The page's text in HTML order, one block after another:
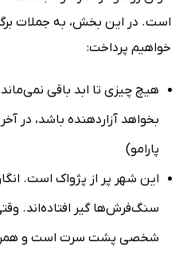
است. در این بخش، به جملات
خواهیم پرداخت:
هیچ چیزی تا ابد باقی
بخواهد آزاردهنده باشد، در
پارامو)
این شهر پر از پژواک است.
سنگ‌فرش‌ها گیر افتاده‌اند.
شخصی پشت سرت است و همراه